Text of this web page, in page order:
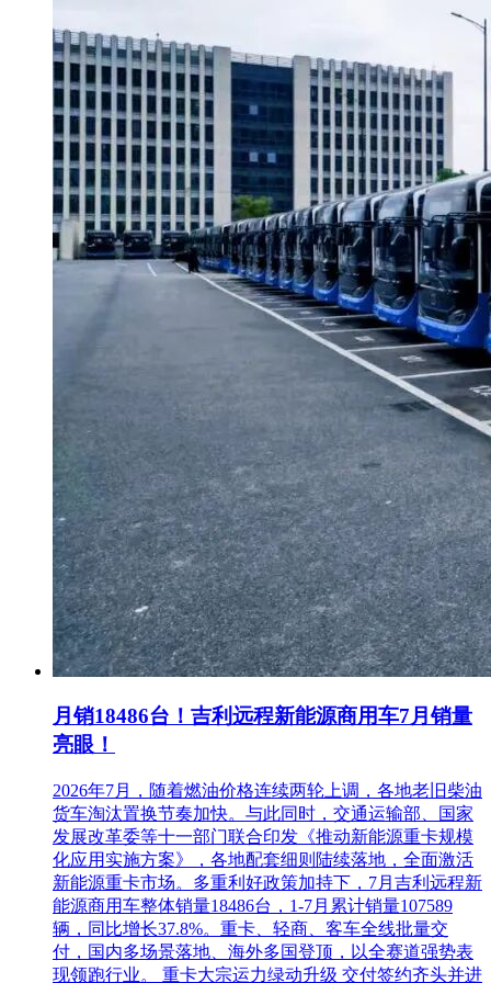
月销18486台！吉利远程新能源商用车7月销量
亮眼！
2026年7月，随着燃油价格连续两轮上调，各地老旧柴油
货车淘汰置换节奏加快。与此同时，交通运输部、国家
发展改革委等十一部门联合印发《推动新能源重卡规模
化应用实施方案》，各地配套细则陆续落地，全面激活
新能源重卡市场。多重利好政策加持下，7月吉利远程新
能源商用车整体销量18486台，1-7月累计销量107589
辆，同比增长37.8%。重卡、轻商、客车全线批量交
付，国内多场景落地、海外多国登顶，以全赛道强势表
现领跑行业。 重卡大宗运力绿动升级 交付签约齐头并进